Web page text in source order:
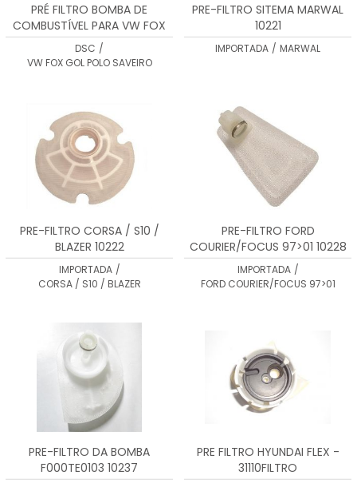
PRÉ FILTRO BOMBA DE
COMBUSTÍVEL PARA VW FOX
GOL POLO SAVEIRO DSC3017
DSC /
VW FOX GOL POLO SAVEIRO
PRE-FILTRO SITEMA MARWAL
10221
IMPORTADA / MARWAL
PRE-FILTRO CORSA / S10 /
BLAZER 10222
IMPORTADA /
CORSA / S10 / BLAZER
PRE-FILTRO FORD
COURIER/FOCUS 97>01 10228
IMPORTADA /
FORD COURIER/FOCUS 97>01
PRE-FILTRO DA BOMBA
F000TE0103 10237
PRE FILTRO HYUNDAI FLEX -
31110FILTRO